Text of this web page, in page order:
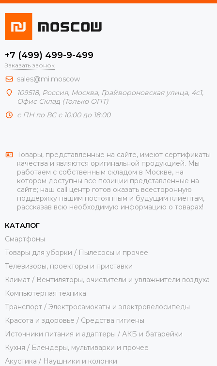
+7 (499) 499-9-499
Заказать звонок
sales@mi.moscow
109518, Россия, Москва, Грайвороновская улица, 4с1,
Офис Склад (Только ОПТ)
с ПН по ВС с 10:00 до 18:00
Товары, представленные на сайте, имеют сертификаты
качества и являются оригинальной продукцией. Мы
работаем с собственным складом в Москве, на
котором доступны все позиции представленные на
сайте; наш call центр готов оказать всесторонную
поддержку нашим постоянным и будущим клиентам,
рассказав всю необходимую информацию о товарах!
КАТАЛОГ
Смартфоны
Товары для уборки / Пылесосы и прочее
Телевизоры, проекторы и приставки
Климат / Вентиляторы, очистители и увлажнители воздуха
Компьютерная техника
Транспорт / Электросамокаты и электровелосипеды
Красота и здоровье / Средства гигиены
Источники питания и адаптеры / АКБ и батарейки
Кухня / Блендеры, мультиварки и прочее
Акустика / Наушники и колонки